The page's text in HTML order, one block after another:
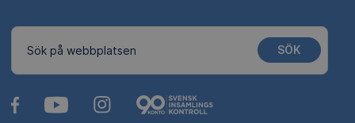
Sök på webbplatsen SÖK